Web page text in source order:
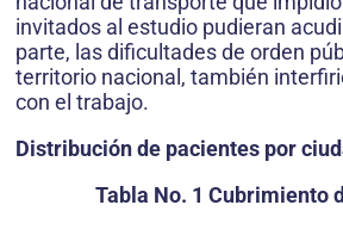
invitados al estudio pudieran
parte, las dificultades de orden
territorio nacional, también
con el trabajo.
Distribución de pacientes por
Tabla No. 1 Cubrimiento